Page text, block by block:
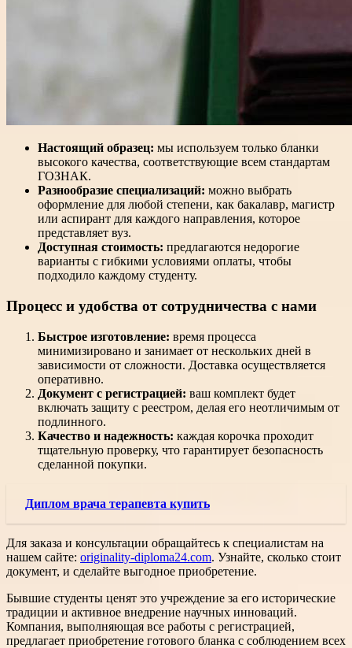
Настоящий образец: мы используем только бланки
высокого качества, соответствующие всем стандартам
ГОЗНАК.
Разнообразие специализаций: можно выбрать
оформление для любой степени, как бакалавр, магистр
или аспирант для каждого направления, которое
представляет вуз.
Доступная стоимость: предлагаются недорогие
варианты с гибкими условиями оплаты, чтобы
подходило каждому студенту.
Процесс и удобства от сотрудничества с нами
Быстрое изготовление: время процесса
минимизировано и занимает от нескольких дней в
зависимости от сложности. Доставка осуществляется
оперативно.
Документ с регистрацией: ваш комплект будет
включать защиту с реестром, делая его неотличимым от
подлинного.
Качество и надежность: каждая корочка проходит
тщательную проверку, что гарантирует безопасность
сделанной покупки.
Диплом врача терапевта купить
Для заказа и консультации обращайтесь к специалистам на
нашем сайте: originality-diploma24.com. Узнайте, сколько стоит
документ, и сделайте выгодное приобретение.
Бывшие студенты ценят это учреждение за его исторические
традиции и активное внедрение научных инноваций.
Компания, выполняющая все работы с регистрацией,
предлагает приобретение готового бланка с соблюдением всех